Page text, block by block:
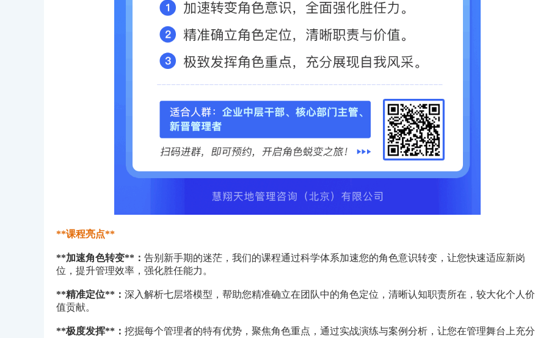
**课程亮点**
**加速角色转变**： 告别新手期的迷茫，我们的课程通过科学体系加速您的角色意识转变，让您快速适应新岗
位，提升管理效率，强化胜任能力。
**精准定位**： 深入解析七层塔模型，帮助您精准确立在团队中的角色定位，清晰认知职责所在，较大化个人价
值贡献。
**极度发挥**： 挖掘每个管理者的特有优势，聚焦角色重点，通过实战演练与案例分析，让您在管理舞台上充分